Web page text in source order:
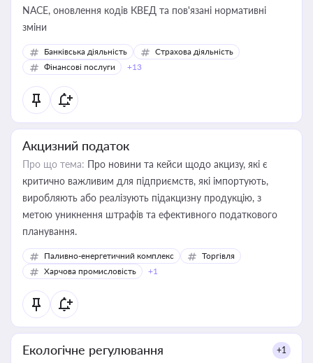
NACE, оновлення кодів КВЕД та пов'язані нормативні
зміни
Банківська діяльність
Страхова діяльність
Фінансові послуги
+13
Акцизний податок
Про що тема: Про новини та кейси щодо акцизу, які є
критично важливим для підприємств, які імпортують,
виробляють або реалізують підакцизну продукцію, з
метою уникнення штрафів та ефективного податкового
планування.
Паливно-енергетичний комплекс
Торгівля
Харчова промисловість
+1
Екологічне регулювання +1